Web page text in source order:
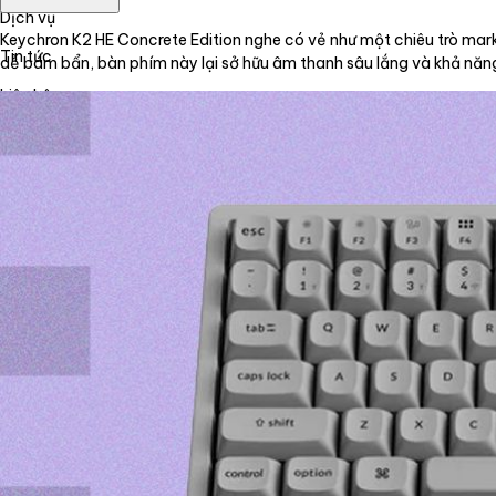
Dịch vụ
Tin tức
Liên hệ
Tiếng Việt
Keychron K2 HE Concrete Edition nghe có vẻ như một chiêu trò
dễ bám bẩn, bàn phím này lại sở hữu âm thanh sâu lắng và khả